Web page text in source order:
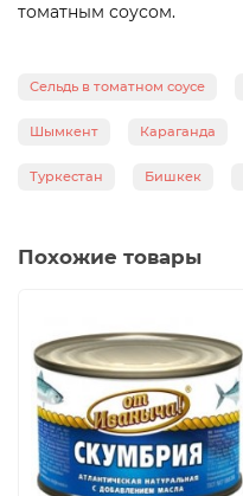
томатным соусом.
Сельдь в томатном соусе
Шымкент Караганда
Туркестан Бишкек
Похожие товары